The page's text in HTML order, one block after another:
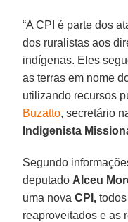
“A CPI é parte dos
dos ruralistas aos
indígenas. Eles
as terras em nome
utilizando recursos
Buzatto, secretário
Indigenista
Segundo
deputado Alceu
uma novaCPI,
reaproveitados e as